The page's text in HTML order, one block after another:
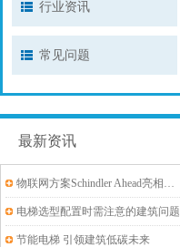
行业资讯
常见问题
最新资讯
物联网方案Schindler Ahead亮相华为全联接大会：智慧城市，云领未来
电梯选型配置时需注意的建筑问题
节能电梯 引领建筑低碳未来